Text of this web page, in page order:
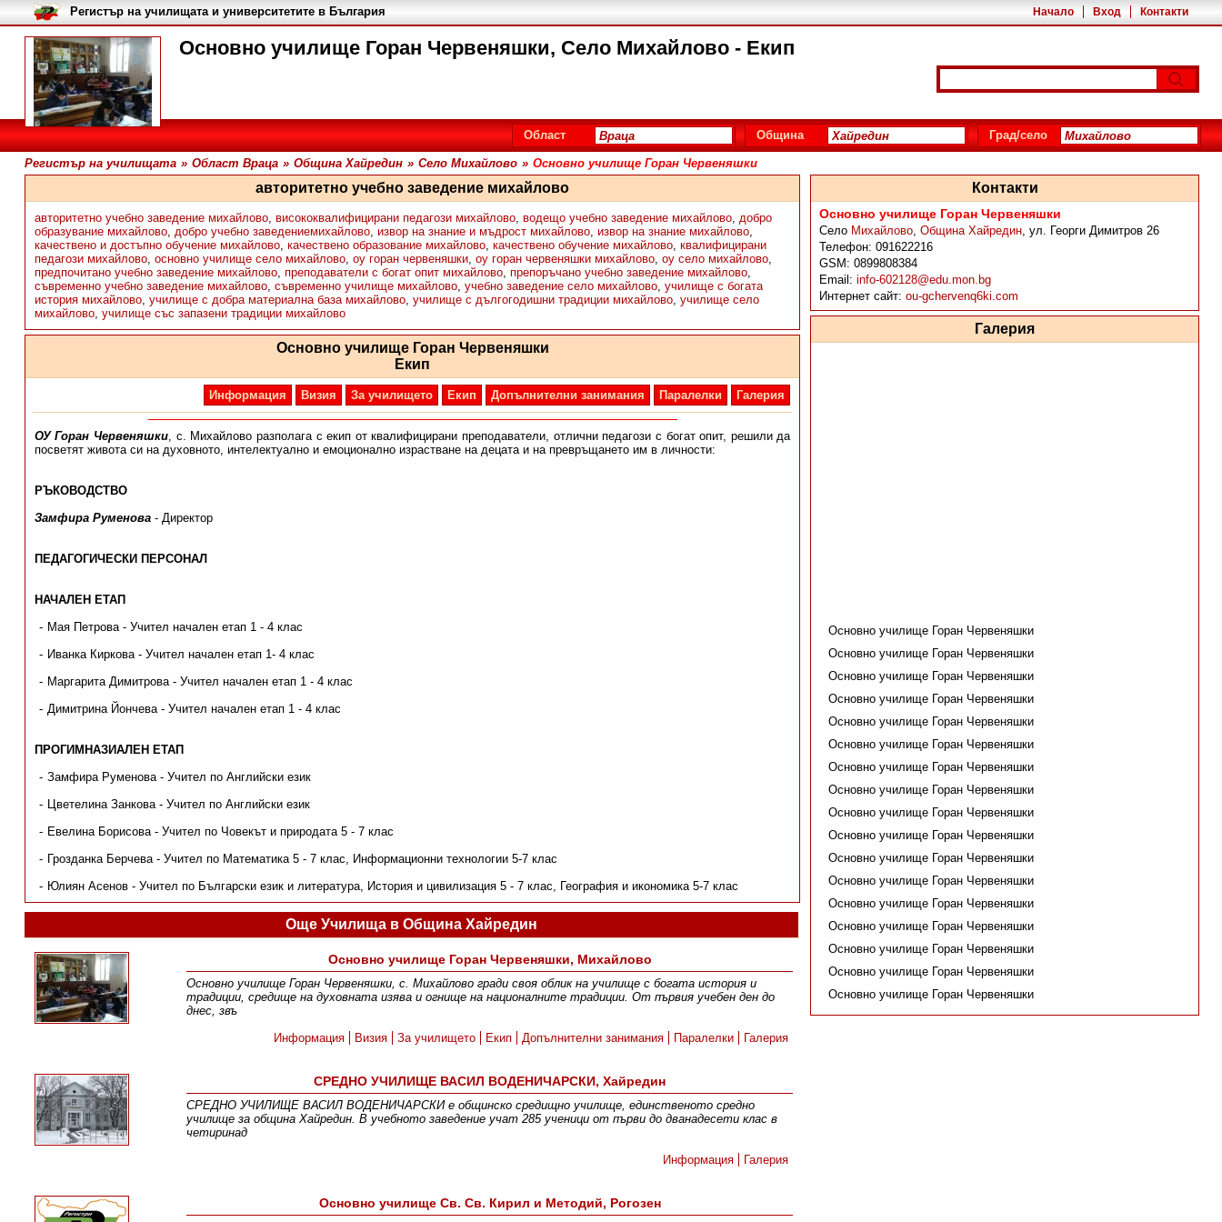
Основно училище Горан Червеняшки, Село Михайлово - Екип
Начало Вход Контакти
Регистър на училищата и университетите в България
Област Община Град/село
Регистър на училищата » Област Враца » Община Хайредин » Село Михайлово » Основно училище Горан Червеняшки
авторитетно учебно заведение михайлово
авторитетно учебно заведение михайлово, висококвалифицирани педагози михайлово, водещо учебно заведение михайлово, добро
образувание михайлово, добро учебно заведениемихайлово, извор на знание и мъдрост михайлово, извор на знание михайлово,
качествено и достъпно обучение михайлово, качествено образование михайлово, качествено обучение михайлово, квалифицирани
педагози михайлово, основно училище село михайлово, оу горан червеняшки, оу горан червеняшки михайлово, оу село михайлово,
предпочитано учебно заведение михайлово, преподаватели с богат опит михайлово, препоръчано учебно заведение михайлово,
съвременно учебно заведение михайлово, съвременно училище михайлово, учебно заведение село михайлово, училище с богата
история михайлово, училище с добра материална база михайлово, училище с дългогодишни традиции михайлово, училище село
михайлово, училище със запазени традиции михайлово
Основно училище Горан Червеняшки
Екип
Информация Визия За училището Екип Допълнителни занимания Паралелки Галерия
ОУ Горан Червеняшки, с. Михайлово разполага с екип от квалифицирани преподаватели, отлични педагози с богат опит, решили да
посветят живота си на духовното, интелектуално и емоционално израстване на децата и на превръщането им в личности:
РЪКОВОДСТВО
Замфира Руменова- Директор
ПЕДАГОГИЧЕСКИ ПЕРСОНАЛ
НАЧАЛЕН ЕТАП
Мая Петрова - Учител начален етап 1 - 4 клас
Иванка Киркова - Учител начален етап 1- 4 клас
Маргарита Димитрова - Учител начален етап 1 - 4 клас
Димитрина Йончева - Учител начален етап 1 - 4 клас
ПРОГИМНАЗИАЛЕН ЕТАП
Замфира Руменова - Учител по Английски език
Цветелина Занкова - Учител по Английски език
Евелина Борисова - Учител по Човекът и природата 5 - 7 клас
Грозданка Берчева - Учител по Математика 5 - 7 клас, Информационни технологии 5-7 клас
Юлиян Асенов - Учител по Български език и литература, История и цивилизация 5 - 7 клас, География и икономика 5-7 клас
Контакти
Основно училище Горан Червеняшки
Село Михайлово, Община Хайредин, ул. Георги Димитров 26
Телефон: 091622216
GSM: 0899808384
Email: info-602128@edu.mon.bg
Интернет сайт: ou-gchervenq6ki.com
Галерия
Основно училище Горан Червеняшки
Основно училище Горан Червеняшки
Основно училище Горан Червеняшки
Основно училище Горан Червеняшки
Основно училище Горан Червеняшки
Основно училище Горан Червеняшки
Основно училище Горан Червеняшки
Основно училище Горан Червеняшки
Основно училище Горан Червеняшки
Основно училище Горан Червеняшки
Основно училище Горан Червеняшки
Основно училище Горан Червеняшки
Основно училище Горан Червеняшки
Основно училище Горан Червеняшки
Основно училище Горан Червеняшки
Основно училище Горан Червеняшки
Основно училище Горан Червеняшки
Още Училища в Община Хайредин
Основно училище Горан Червеняшки, Михайлово
Основно училище Горан Червеняшки, с. Михайлово гради своя облик на училище с богата история и
традиции, средище на духовната изява и огнище на националните традиции. От първия учебен ден до
днес, звъ
Информация
Визия За училището Екип Допълнителни занимания Паралелки Галерия
СРЕДНО УЧИЛИЩЕ ВАСИЛ ВОДЕНИЧАРСКИ, Хайредин
СРЕДНО УЧИЛИЩЕ ВАСИЛ ВОДЕНИЧАРСКИ е общинско средищно училище, единственото средно
училище за община Хайредин. В учебното заведение учат 285 ученици от първи до дванадесети клас в
четиринад
Информация
Галерия
Основно училище Св. Св. Кирил и Методий, Рогозен